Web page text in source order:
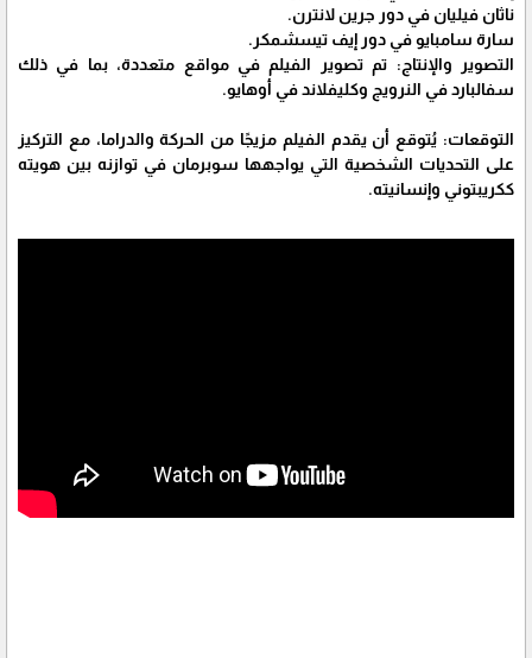
ناثان فيليان في دور جرين لانترن.
سارة سامبايو في دور إيف تيسشمكر.
التصوير والإنتاج: تم تصوير الفيلم في مواقع متعددة، بما في ذلك
سفالبارد في النرويج وكليفلاند في أوهايو.
التوقعات: يُتوقع أن يقدم الفيلم مزيجًا من الحركة والدراما، مع التركيز
على التحديات الشخصية التي يواجهها سوبرمان في توازنه بين هويته
ككريبتوني وإنسانيته.